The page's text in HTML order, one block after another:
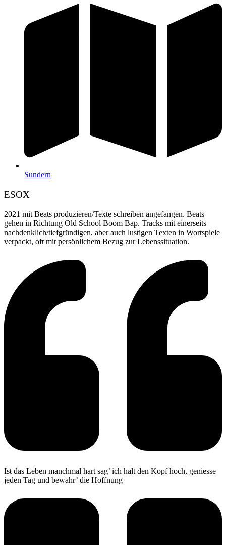
Sundern
ESOX
2021 mit Beats produzieren/Texte schreiben angefangen. Beats
gehen in Richtung Old School Boom Bap. Tracks mit einerseits
nachdenklich/tiefgründigen, aber auch lustigen Texten in Wortspiele
verpackt, oft mit persönlichem Bezug zur Lebenssituation.
Ist das Leben manchmal hart sag’ ich halt den Kopf hoch, geniesse
jeden Tag und bewahr’ die Hoffnung